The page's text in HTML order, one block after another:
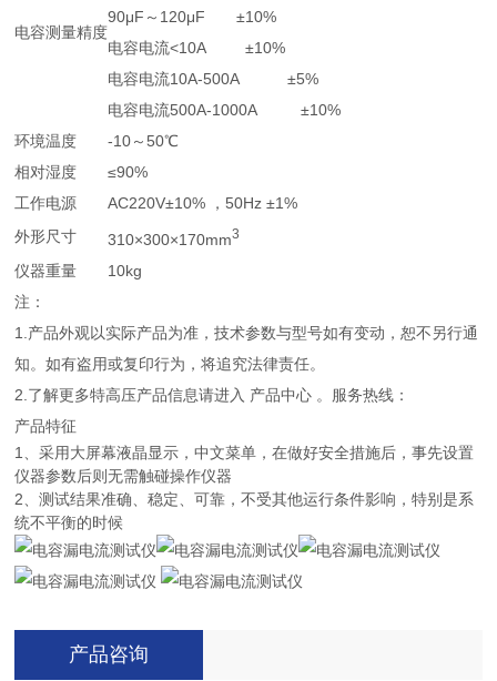
电容测量精度
90μF～120μF ±10%
电容电流<10A ±10%
电容电流10A-500A ±5%
电容电流500A-1000A ±10%
环境温度
-10～50℃
相对湿度
≤90%
工作电源
AC220V±10% ，50Hz ±1%
外形尺寸
310×300×170mm3
仪器重量
10kg
注：
1.产品外观以实际产品为准，技术参数与型号如有变动，恕不另行通
知。如有盗用或复印行为，将追究法律责任。
2.了解更多特高压产品信息请进入 产品中心 。服务热线：
产品特征
1、采用大屏幕液晶显示，中文菜单，在做好安全措施后，事先设置
仪器参数后则无需触碰操作仪器
2、测试结果准确、稳定、可靠，不受其他运行条件影响，特别是系
统不平衡的时候
产品咨询